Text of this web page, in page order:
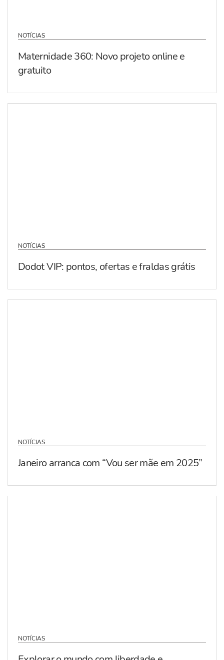
NOTÍCIAS
Maternidade 360: Novo projeto online e
gratuito
NOTÍCIAS
Dodot VIP: pontos, ofertas e fraldas grátis
NOTÍCIAS
Janeiro arranca com “Vou ser mãe em 2025”
NOTÍCIAS